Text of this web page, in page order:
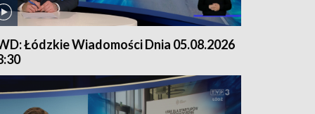
Łódzkie Wiadomości Dnia 05.08.2026